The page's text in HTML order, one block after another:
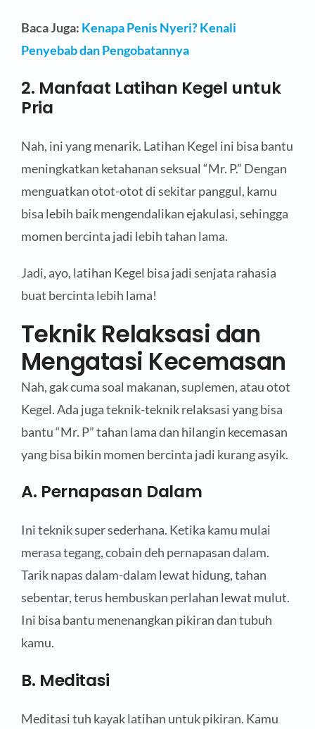
Baca Juga: Kenapa Penis Nyeri? Kenali
Penyebab dan Pengobatannya
2. Manfaat Latihan Kegel untuk
Pria
Nah, ini yang menarik. Latihan Kegel ini bisa bantu
meningkatkan ketahanan seksual “Mr. P.” Dengan
menguatkan otot-otot di sekitar panggul, kamu
bisa lebih baik mengendalikan ejakulasi, sehingga
momen bercinta jadi lebih tahan lama.
Jadi, ayo, latihan Kegel bisa jadi senjata rahasia
buat bercinta lebih lama!
Teknik Relaksasi dan
Mengatasi Kecemasan
Nah, gak cuma soal makanan, suplemen, atau otot
Kegel. Ada juga teknik-teknik relaksasi yang bisa
bantu “Mr. P” tahan lama dan hilangin kecemasan
yang bisa bikin momen bercinta jadi kurang asyik.
A. Pernapasan Dalam
Ini teknik super sederhana. Ketika kamu mulai
merasa tegang, cobain deh pernapasan dalam.
Tarik napas dalam-dalam lewat hidung, tahan
sebentar, terus hembuskan perlahan lewat mulut.
Ini bisa bantu menenangkan pikiran dan tubuh
kamu.
B. Meditasi
Meditasi tuh kayak latihan untuk pikiran. Kamu